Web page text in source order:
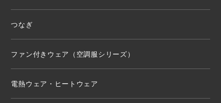
つなぎ
ファン付きウェア（空調服シリーズ）
電熱ウェア・ヒートウェア